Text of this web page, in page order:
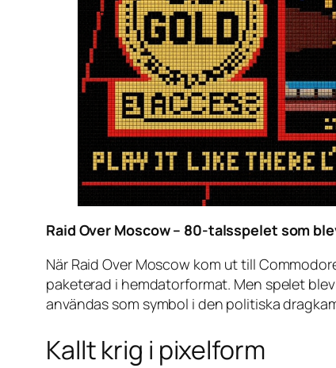
Raid Over Moscow – 80-talsspelet som
När Raid Over Moscow kom ut till
paketerad i hemdatorformat. Men spelet
användas som symbol i den politiska
Kallt krig i pixelform